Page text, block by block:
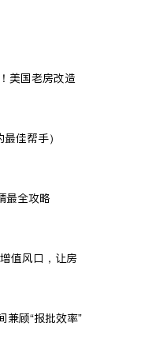
美国老房改造
佳帮手）
最全攻略
值风口，让房
兼顾“报批效率”